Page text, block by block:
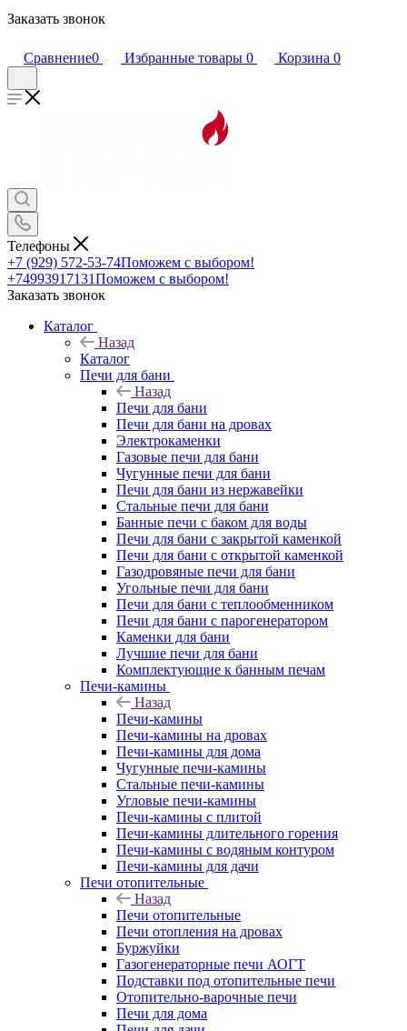
Заказать звонок
Сравнение0 Избранные товары 0 Корзина 0
Телефоны
+7 (929) 572-53-74Поможем с выбором!
+74993917131Поможем с выбором!
Заказать звонок
Каталог
Назад
Каталог
Печи для бани
Назад
Печи для бани
Печи для бани на дровах
Электрокаменки
Газовые печи для бани
Чугунные печи для бани
Печи для бани из нержавейки
Стальные печи для бани
Банные печи с баком для воды
Печи для бани с закрытой каменкой
Печи для бани с открытой каменкой
Газодровяные печи для бани
Угольные печи для бани
Печи для бани с теплообменником
Печи для бани с парогенератором
Каменки для бани
Лучшие печи для бани
Комплектующие к банным печам
Печи-камины
Назад
Печи-камины
Печи-камины на дровах
Печи-камины для дома
Чугунные печи-камины
Стальные печи-камины
Угловые печи-камины
Печи-камины с плитой
Печи-камины длительного горения
Печи-камины с водяным контуром
Печи-камины для дачи
Печи отопительные
Назад
Печи отопительные
Печи отопления на дровах
Буржуйки
Газогенераторные печи АОГТ
Подставки под отопительные печи
Отопительно-варочные печи
Печи для дома